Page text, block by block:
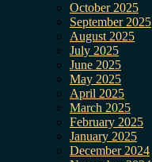
October 2025
September 2025
August 2025
July 2025
June 2025
May 2025
April 2025
March 2025
February 2025
January 2025
December 2024